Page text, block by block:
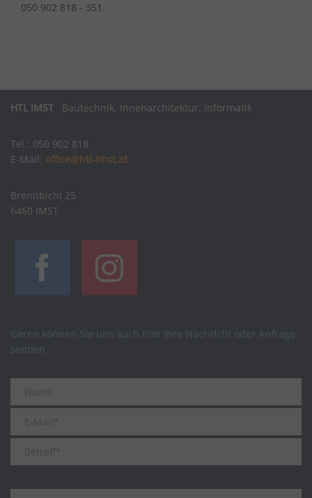
050 902 818 - 351.
HTL IMST Bautechnik. Innenarchitektur. Informatik
Tel.: 050 902 818
E-Mail: office@htl-imst.at
Brennbichl 25
6460 IMST
Gerne können Sie uns auch hier ihre Nachricht oder Anfrage
senden